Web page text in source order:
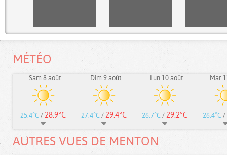
MÉTÉO
Sam 8 août
25.4°C / 28.9°C
Dim 9 août
27.4°C / 29.4°C
Lun 10 août
26.7°C / 29.2°C
Mar
26.4°C /
AUTRES VUES DE MENTON